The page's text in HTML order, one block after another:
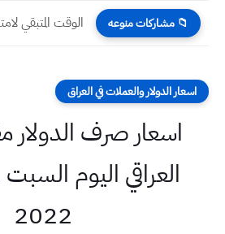
📁 مشاركات منوعه
اسعار الدولار والعملات في العراق
اسعار صرف الدولار
2022